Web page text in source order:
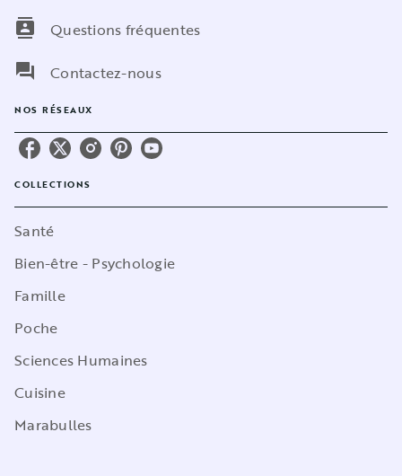
contacts
Questions fréquentes
question_answer
Contactez-nous
NOS RÉSEAUX
COLLECTIONS
Santé
Bien-être - Psychologie
Famille
Poche
Sciences Humaines
Cuisine
Marabulles